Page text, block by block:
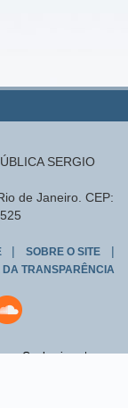
SERGIO
de Janeiro. CEP:
| SOBRE O SITE |
DA TRANSPARÊNCIA
ao Conhecimento,